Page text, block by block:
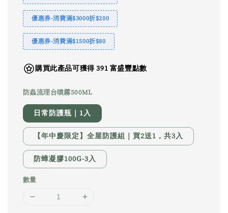
優惠券-消費滿$3000折$200
優惠券-消費滿$1500折$80
購買此產品可獲得 391 富盛豐點數
防蟲流理台噴霧500ML
日常防護瓶｜1入
【年中慶限定】全屋防護組｜買2送1，共3入
防蟑凝膠100G-3入
數量